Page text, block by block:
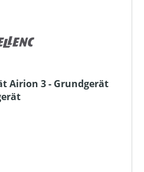
Airion 3 - Grundgerät